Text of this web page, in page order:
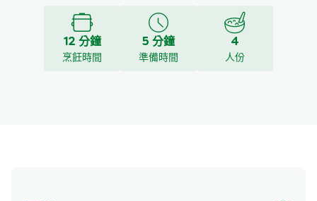
12 分鐘
烹飪時間
5 分鐘
準備時間
4
人份